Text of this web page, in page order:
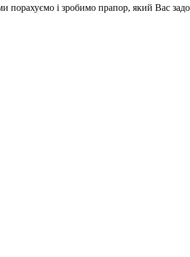
і зробимо прапор, який Вас